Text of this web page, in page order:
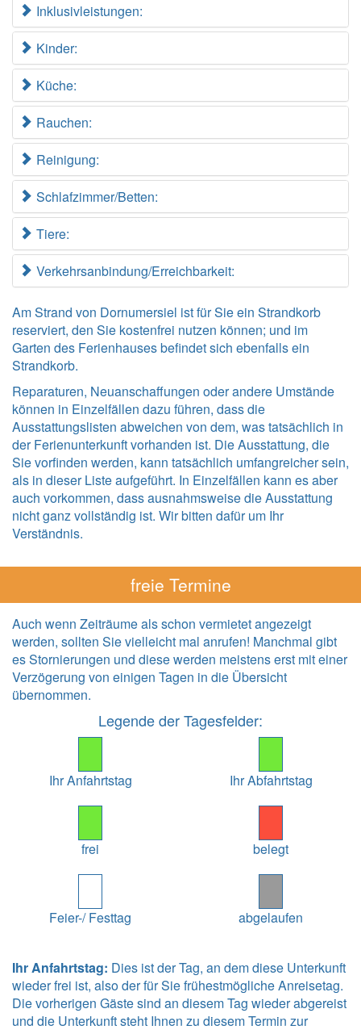
Inklusivleistungen:
Kinder:
Küche:
Rauchen:
Reinigung:
Schlafzimmer/Betten:
Tiere:
Verkehrsanbindung/Erreichbarkeit:
Am Strand von Dornumersiel ist für Sie ein Strandkorb
reserviert, den Sie kostenfrei nutzen können; und im
Garten des Ferienhauses befindet sich ebenfalls ein
Strandkorb.
Reparaturen, Neuanschaffungen oder andere Umstände
können in Einzelfällen dazu führen, dass die
Ausstattungslisten abweichen von dem, was tatsächlich in
der Ferienunterkunft vorhanden ist. Die Ausstattung, die
Sie vorfinden werden, kann tatsächlich umfangreicher sein,
als in dieser Liste aufgeführt. In Einzelfällen kann es aber
auch vorkommen, dass ausnahmsweise die Ausstattung
nicht ganz vollständig ist. Wir bitten dafür um Ihr
Verständnis.
freie Termine
Auch wenn Zeiträume als schon vermietet angezeigt
werden, sollten Sie vielleicht mal anrufen! Manchmal gibt
es Stornierungen und diese werden meistens erst mit einer
Verzögerung von einigen Tagen in die Übersicht
übernommen.
Legende der Tagesfelder:
Ihr Anfahrtstag Ihr Abfahrtstag
frei belegt
Feier-/ Festtag abgelaufen
Ihr Anfahrtstag: Dies ist der Tag, an dem diese Unterkunft
wieder frei ist, also der für Sie frühestmögliche Anreisetag.
Die vorherigen Gäste sind an diesem Tag wieder abgereist
und die Unterkunft steht Ihnen zu diesem Termin zur